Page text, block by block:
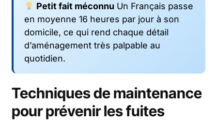
Petit fait méconnu Un Français passe
en moyenne 16 heures par jour à son
domicile, ce qui rend chaque détail
d’aménagement très palpable au
quotidien.
Techniques de maintenance
pour prévenir les fuites